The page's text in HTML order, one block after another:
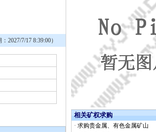
：2027/7/17 8:39:00）
相关矿权求购
· 求购贵金属、有色金属矿山